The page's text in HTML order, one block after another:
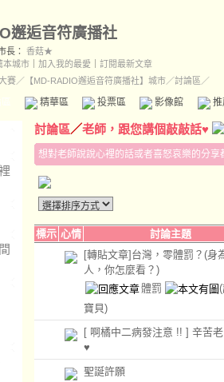
邂逅音符廣播社
長： 香菇★
本城市 加入我的最愛
訂閱最新文章
賽／ 【MD-RADIO邂逅音符廣播社】城市／討論區／
精華區 投票區 影像館
討論區／老師，跟您講個敲敲話♥
想對老師說說心裡的話或者喜怒哀樂的分享
標示 心情
討論主題
[轉貼文章]台灣，零體罰？(身
人，你怎麼看？)
體罰
寶貝)
[ 啊橘中二病發注意 !! ] 辛苦
♥
聖誕許願